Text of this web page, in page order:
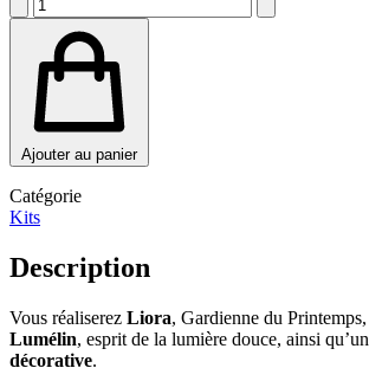
Ajouter au panier
Catégorie
Kits
Description
Vous réaliserez Liora, Gardienne du
Lumélin, esprit de la lumière douce, ainsi
décorative.